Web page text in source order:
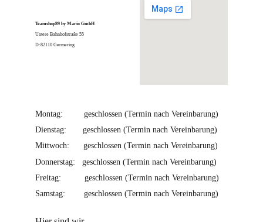
Teamshop89 by Mario GmbH
Untere Bahnhofstraße 55
D-82110 Germering
Montag:         geschlossen (Termin nach Vereinbarung)
Dienstag:       geschlossen (Termin nach Vereinbarung)
Mittwoch:      geschlossen (Termin nach Vereinbarung)
Donnerstag:   geschlossen (Termin nach Vereinbarung)
Freitag:          geschlossen (Termin nach Vereinbarung)
Samstag:        geschlossen (Termin nach Vereinbarung)